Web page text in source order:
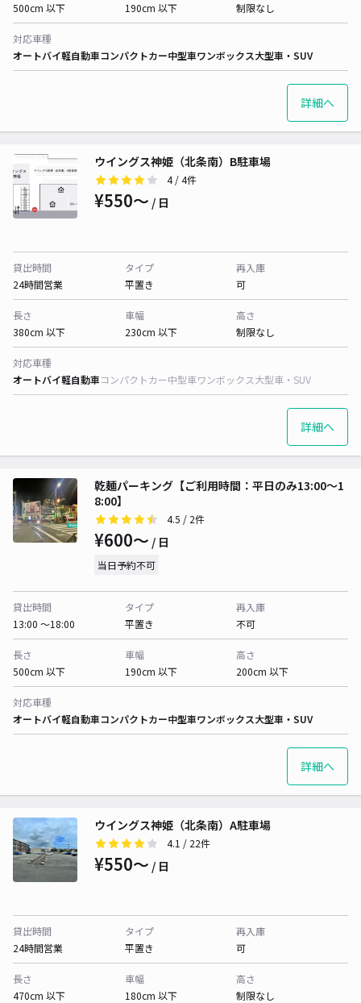
500cm 以下
190cm 以下
制限なし
対応車種
オートバイ軽自動車コンパクトカー中型車ワンボックス大型車・SUV
詳細へ
ウイングス神姫（北条南）B駐車場
4/ 4件
¥550〜 / 日
貸出時間
24時間営業
タイプ
平置き
再入庫
可
長さ
380cm 以下
車幅
230cm 以下
高さ
制限なし
対応車種
オートバイ軽自動車コンパクトカー中型車ワンボックス大型車・SUV
詳細へ
乾麺パーキング【ご利用時間：平日のみ13:00～1
8:00】
4.5 / 2件
¥600〜 / 日
当日予約不可
貸出時間
13:00 〜18:00
タイプ
平置き
再入庫
不可
長さ
500cm 以下
車幅
190cm 以下
高さ
200cm 以下
対応車種
オートバイ軽自動車コンパクトカー中型車ワンボックス大型車・SUV
詳細へ
ウイングス神姫（北条南）A駐車場
4.1 / 22件
¥550〜 / 日
貸出時間
24時間営業
タイプ
平置き
再入庫
可
長さ
470cm 以下
車幅
180cm 以下
高さ
制限なし